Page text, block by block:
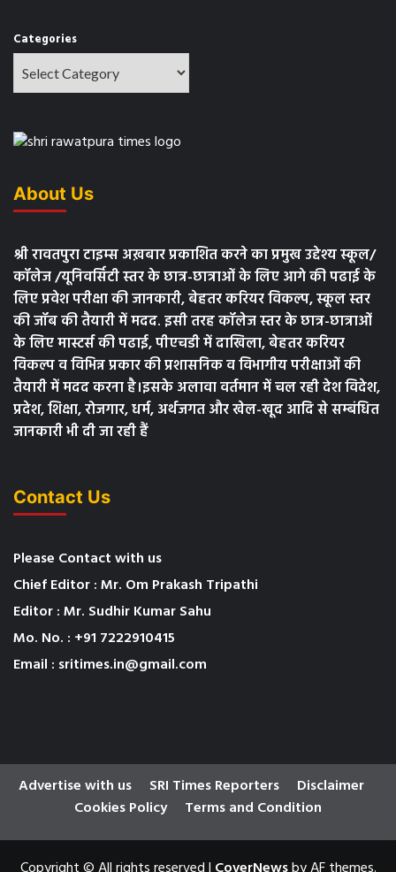
Categories
About Us
श्री रावतपुरा टाइम्स अख़बार प्रकाशित करने का प्रमुख उद्देश्य स्कूल/
कॉलेज /यूनिवर्सिटी स्तर के छात्र-छात्राओं के लिए आगे की पढाई के
लिए प्रवेश परीक्षा की जानकारी, बेहतर करियर विकल्प, स्कूल स्तर
की जॉब की तैयारी में मदद. इसी तरह कॉलेज स्तर के छात्र-छात्राओं
के लिए मास्टर्स की पढाई, पीएचडी में दाखिला, बेहतर करियर
विकल्प व विभिन्न प्रकार की प्रशासनिक व विभागीय परीक्षाओं की
तैयारी में मदद करना है।इसके अलावा वर्तमान में चल रही देश विदेश,
प्रदेश, शिक्षा, रोजगार, धर्म, अर्थजगत और खेल-खूद आदि से सम्बंधित
जानकारी भी दी जा रही हैं
Contact Us
Please Contact with us
Chief Editor : Mr. Om Prakash Tripathi
Editor : Mr. Sudhir Kumar Sahu
Mo. No. : +91 7222910415
Email : sritimes.in@gmail.com
Advertise with us SRI Times Reporters
Disclaimer
Cookies Policy
Terms and Condition